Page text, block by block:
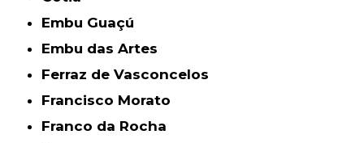
Embu Guaçú
Embu das Artes
Ferraz de Vasconcelos
Francisco Morato
Franco da Rocha